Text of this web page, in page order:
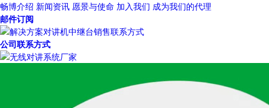
畅博介绍 新闻资讯 愿景与使命 加入我们 成为我们的代理
邮件订阅
公司联系方式